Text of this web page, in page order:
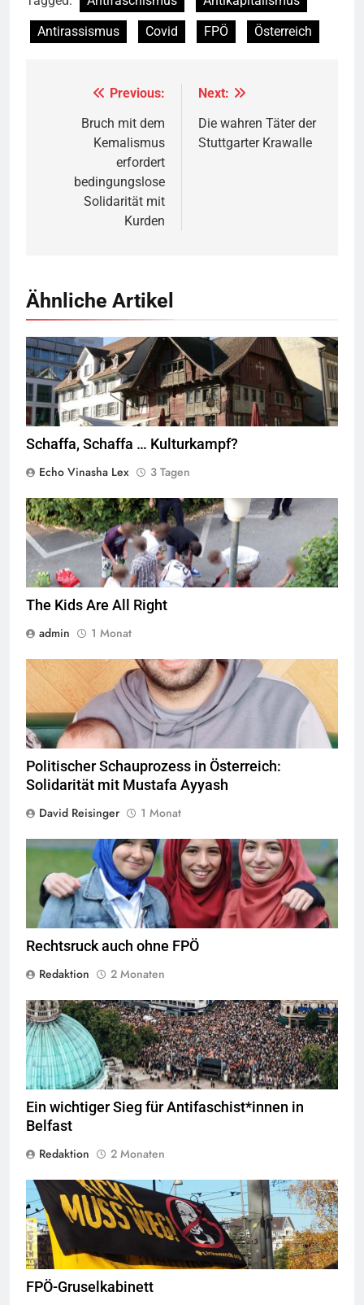
Antirassismus
Covid FPÖ Österreich
Beitragsnavigation
Previous:
Bruch mit dem
Kemalismus
erfordert
bedingungslose
Solidarität mit
Kurden
Next:
Die wahren Täter der
Stuttgarter Krawalle
Ähnliche Artikel
Rotes Haus, Dornbirn,Quelle© Böhringer FriedrichCC BY-SA 2.5
Wikimedia Commons
Schaffa, Schaffa … Kulturkampf?
Echo Vinasha Lex
3 Tagen
Jugendliche verlieren im öffentlichen Raum zunehmend ihre
Freiheiten,Quelle © Armin KübelbeckCC-BY-SA-3.0
The Kids Are All Right
admin
1 Monat
© Twitter Mustafa ayyash
Politischer Schauprozess in Österreich:
Solidarität mit Mustafa Ayyash
David Reisinger
1 Monat
Das Kopftuchverbot hat nur den Zweck Muslime zu stigmatisieren,
Quelle©CC-BY-2.0
Rechtsruck auch ohne FPÖ
Redaktion
2 Monaten
Quelle© People before Profit
Ein wichtiger Sieg für Antifaschist*innen in
Belfast
Redaktion
2 Monaten
© linkswende.org,CC-BY-SA-1.0
FPÖ-Gruselkabinett